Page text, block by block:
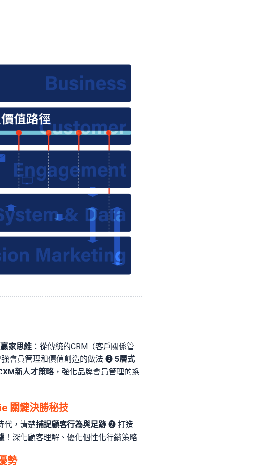
家思維 ：從傳統的CRM（客戶關係管
會員管理和價值創造的做法 ❸ 5層式
新人才策略，強化品牌會員管理的系
關鍵決勝秘技
代，清楚捕捉顧客行為與足跡 ❷ 打造
！深化顧客理解、優化個性化行銷策略
勢